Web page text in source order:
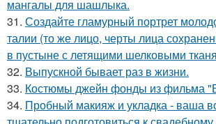
мангалы для шашлыка.
31. Создайте гламурный портрет
талии (то же лицо, черты лица
в пустыне с летящими шелковыми
32. Выпускной бывает раз в жизни.
33. Костюмы джейн фонды из фильма
34. Пробный макияж и укладка - ваша